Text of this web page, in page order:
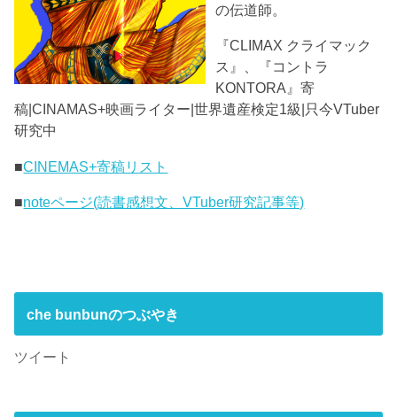
の伝道師。
『CLIMAX クライマック
ス』、『コントラ
KONTORA』寄
稿|CINAMAS+映画ライター|世界遺産検定1級|只今VTuber
研究中
■CINEMAS+寄稿リスト
■noteページ(読書感想文、VTuber研究記事等)
che bunbunのつぶやき
ツイート